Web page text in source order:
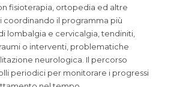
fisioterapia, ortopedia ed altre
coordinando il programma più
lombalgia e cervicalgia, tendiniti,
o interventi, problematiche
neurologica. Il percorso
periodici per monitorare i progressi